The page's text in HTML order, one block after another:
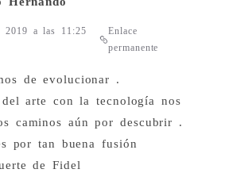
2019 a las 11:25
Enlace
permanente
de evolucionar .
arte con la tecnología nos
caminos aún por descubrir .
por tan buena fusión
de Fidel